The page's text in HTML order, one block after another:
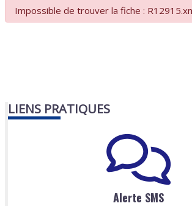
Impossible de trouver la fiche :
LIENS PRATIQUES
Alerte SMS